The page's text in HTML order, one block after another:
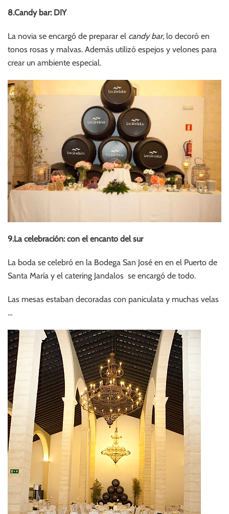
8.Candy bar: DIY
La novia se encargó de preparar el candy bar, lo decoró en
tonos rosas y malvas. Además utilizó espejos y velones para
crear un ambiente especial.
9.La celebración: con el encanto del sur
La boda se celebró en la Bodega San José en en el Puerto de
Santa María y el catering Jandalos se encargó de todo.
Las mesas estaban decoradas con paniculata y muchas velas
…